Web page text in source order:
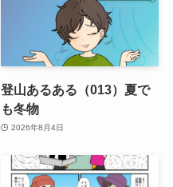
登山あるある（013）夏で
も冬物
2026年8月4日